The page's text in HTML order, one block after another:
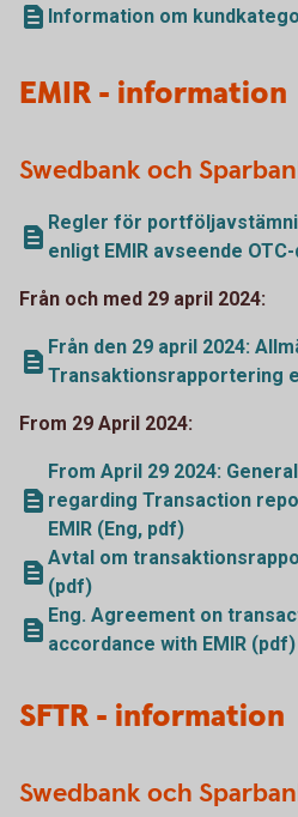
Information om
EMIR - information
Swedbank och
Regler för
enligt EMIR avseende
Från och med 29 april 2024:
Från den 29 april 2024:
Transaktionsrapportering
From 29 April 2024:
From April 29 2024:
regarding Transaction
EMIR (Eng, pdf)
Avtal om
(pdf)
Eng. Agreement on
accordance with EMIR (pdf)
SFTR - information
Swedbank och